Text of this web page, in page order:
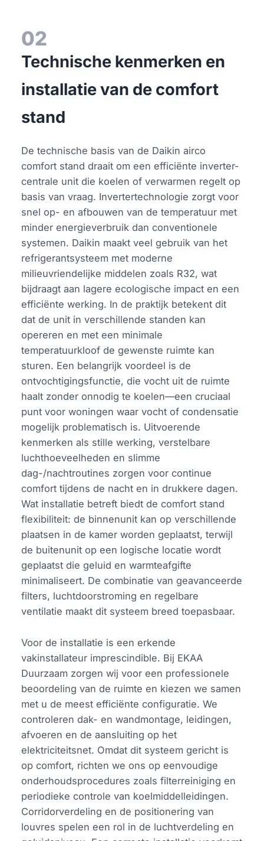
02
Technische kenmerken en
installatie van de comfort
stand
De technische basis van de Daikin airco
comfort stand draait om een efficiënte inverter-
centrale unit die koelen of verwarmen regelt op
basis van vraag. Invertertechnologie zorgt voor
snel op- en afbouwen van de temperatuur met
minder energieverbruik dan conventionele
systemen. Daikin maakt veel gebruik van het
refrigerantsysteem met moderne
milieuvriendelijke middelen zoals R32, wat
bijdraagt aan lagere ecologische impact en een
efficiënte werking. In de praktijk betekent dit
dat de unit in verschillende standen kan
opereren en met een minimale
temperatuurkloof de gewenste ruimte kan
sturen. Een belangrijk voordeel is de
ontvochtigingsfunctie, die vocht uit de ruimte
haalt zonder onnodig te koelen—een cruciaal
punt voor woningen waar vocht of condensatie
mogelijk problematisch is. Uitvoerende
kenmerken als stille werking, verstelbare
luchthoeveelheden en slimme
dag-/nachtroutines zorgen voor continue
comfort tijdens de nacht en in drukkere dagen.
Wat installatie betreft biedt de comfort stand
flexibiliteit: de binnenunit kan op verschillende
plaatsen in de kamer worden geplaatst, terwijl
de buitenunit op een logische locatie wordt
geplaatst die geluid en warmteafgifte
minimaliseert. De combinatie van geavanceerde
filters, luchtdoorstroming en regelbare
ventilatie maakt dit systeem breed toepasbaar.
Voor de installatie is een erkende
vakinstallateur imprescindible. Bij EKAA
Duurzaam zorgen wij voor een professionele
beoordeling van de ruimte en kiezen we samen
met u de meest efficiënte configuratie. We
controleren dak- en wandmontage, leidingen,
afvoeren en de aansluiting op het
elektriciteitsnet. Omdat dit systeem gericht is
op comfort, richten we ons op eenvoudige
onderhoudsprocedures zoals filterreiniging en
periodieke controle van koelmiddelleidingen.
Corridorverdeling en de positionering van
louvres spelen een rol in de luchtverdeling en